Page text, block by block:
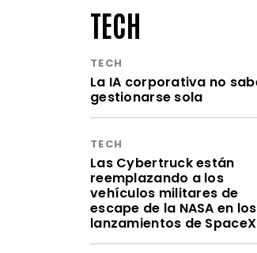
TECH
TECH
La IA corporativa no
gestionarse sola
TECH
Las Cybertruck están
reemplazando a los
vehículos militares de
escape de la NASA en los
lanzamientos de SpaceX